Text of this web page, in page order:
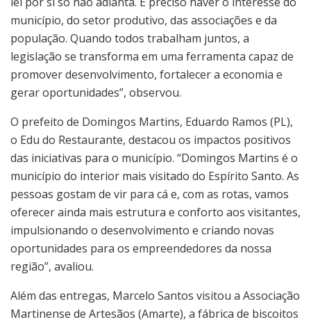
município, do setor produtivo, das associações e da
população. Quando todos trabalham juntos, a
legislação se transforma em uma ferramenta capaz de
promover desenvolvimento, fortalecer a economia e
gerar oportunidades”, observou.
O prefeito de Domingos Martins, Eduardo Ramos (PL),
o Edu do Restaurante, destacou os impactos positivos
das iniciativas para o município. “Domingos Martins é o
município do interior mais visitado do Espírito Santo. As
pessoas gostam de vir para cá e, com as rotas, vamos
oferecer ainda mais estrutura e conforto aos visitantes,
impulsionando o desenvolvimento e criando novas
oportunidades para os empreendedores da nossa
região”, avaliou.
Além das entregas, Marcelo Santos visitou a Associação
Martinense de Artesãos (Amarte), a fábrica de biscoitos